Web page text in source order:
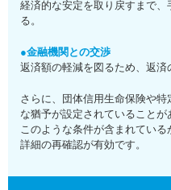
経済的な安定を取り戻すまで、
る。
●金融機関との交渉
返済額の軽減を図るため、返済
さらに、団体信用生命保険や
な猶予が設定されていることが
このような条件が含まれてい
詳細の再確認が有効です。